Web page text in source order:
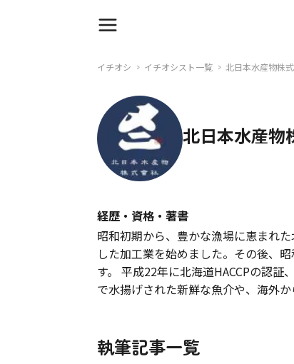
イチオシ イチオシスト一覧 北日本水産物株
北日本水産物
経歴・資格・著書
昭和初期から、豊かな漁場に恵まれ
した加工業を始めました。その後、
す。 平成22年に北海道HACCPの認
で水揚げされた新鮮な魚介や、海外
執筆記事一覧